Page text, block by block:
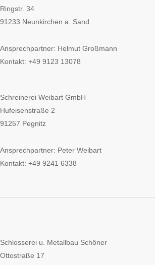
Ringstr. 34
91233 Neunkirchen a. Sand
Ansprechpartner: Helmut Großmann
Kontakt: +49 9123 13078
Schreinerei Weibart GmbH
Hufeisenstraße 2
91257 Pegnitz
Ansprechpartner: Peter Weibart
Kontakt: +49 9241 6338
Schlosserei u. Metallbau Schöner
Ottostraße 17